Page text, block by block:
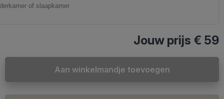
Jouw prijs € 59
Aan winkelmandje toevoegen